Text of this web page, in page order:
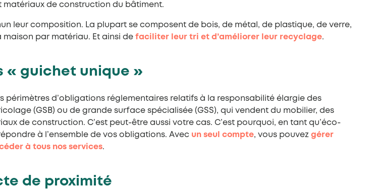
matériaux de construction du bâtiment.
leur composition. La plupart se composent de bois, de métal, de plastique, de verre,
maison par matériau. Et ainsi de faciliter leur tri et d’améliorer leur recyclage.
« guichet unique »
périmètres d’obligations réglementaires relatifs à la responsabilité élargie des
(GSB) ou de grande surface spécialisée (GSS), qui vendent du mobilier, des
de construction. C’est peut-être aussi votre cas. C’est pourquoi, en tant qu’éco-
à l’ensemble de vos obligations. Avec un seul compte, vous pouvez gérer
à tous nos services.
de proximité